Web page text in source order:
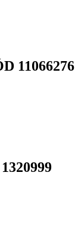
11066276